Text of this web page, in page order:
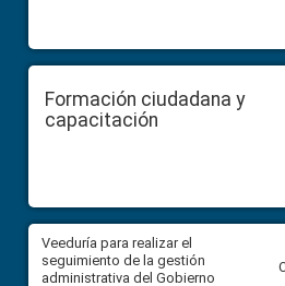
Formación ciudadana y
capacitación
Veeduría para realizar el
seguimiento de la gestión
administrativa del Gobierno